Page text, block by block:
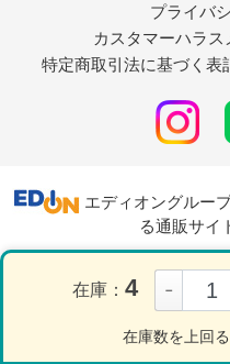
在庫： 4 －
在庫数を上回
プライバ
カスタマーハラ
特定商取引法に基づく表
エディオングルー
る通販サイ
表示モード Ｐ
©